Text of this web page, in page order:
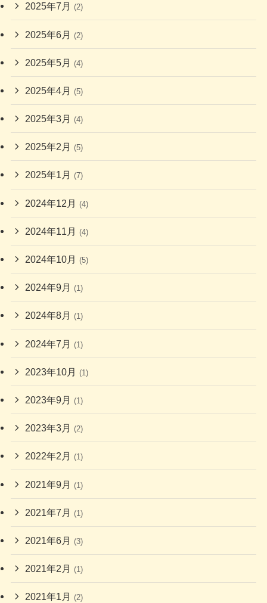
2025年7月 (2)
2025年6月 (2)
2025年5月 (4)
2025年4月 (5)
2025年3月 (4)
2025年2月 (5)
2025年1月 (7)
2024年12月 (4)
2024年11月 (4)
2024年10月 (5)
2024年9月 (1)
2024年8月 (1)
2024年7月 (1)
2023年10月 (1)
2023年9月 (1)
2023年3月 (2)
2022年2月 (1)
2021年9月 (1)
2021年7月 (1)
2021年6月 (3)
2021年2月 (1)
2021年1月 (2)